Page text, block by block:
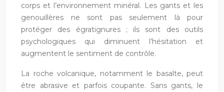
corps et l’environnement minéral. Les gants et les
genouillères ne sont pas seulement là pour
protéger des égratignures ; ils sont des outils
psychologiques qui diminuent l’hésitation et
augmentent le sentiment de contrôle.
La roche volcanique, notamment le basalte, peut
être abrasive et parfois coupante. Sans gants, le